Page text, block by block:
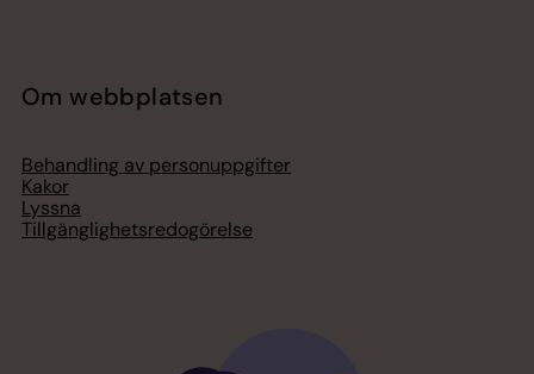
Om webbplatsen
Behandling av personuppgifter
Kakor
Lyssna
Tillgänglighetsredogörelse